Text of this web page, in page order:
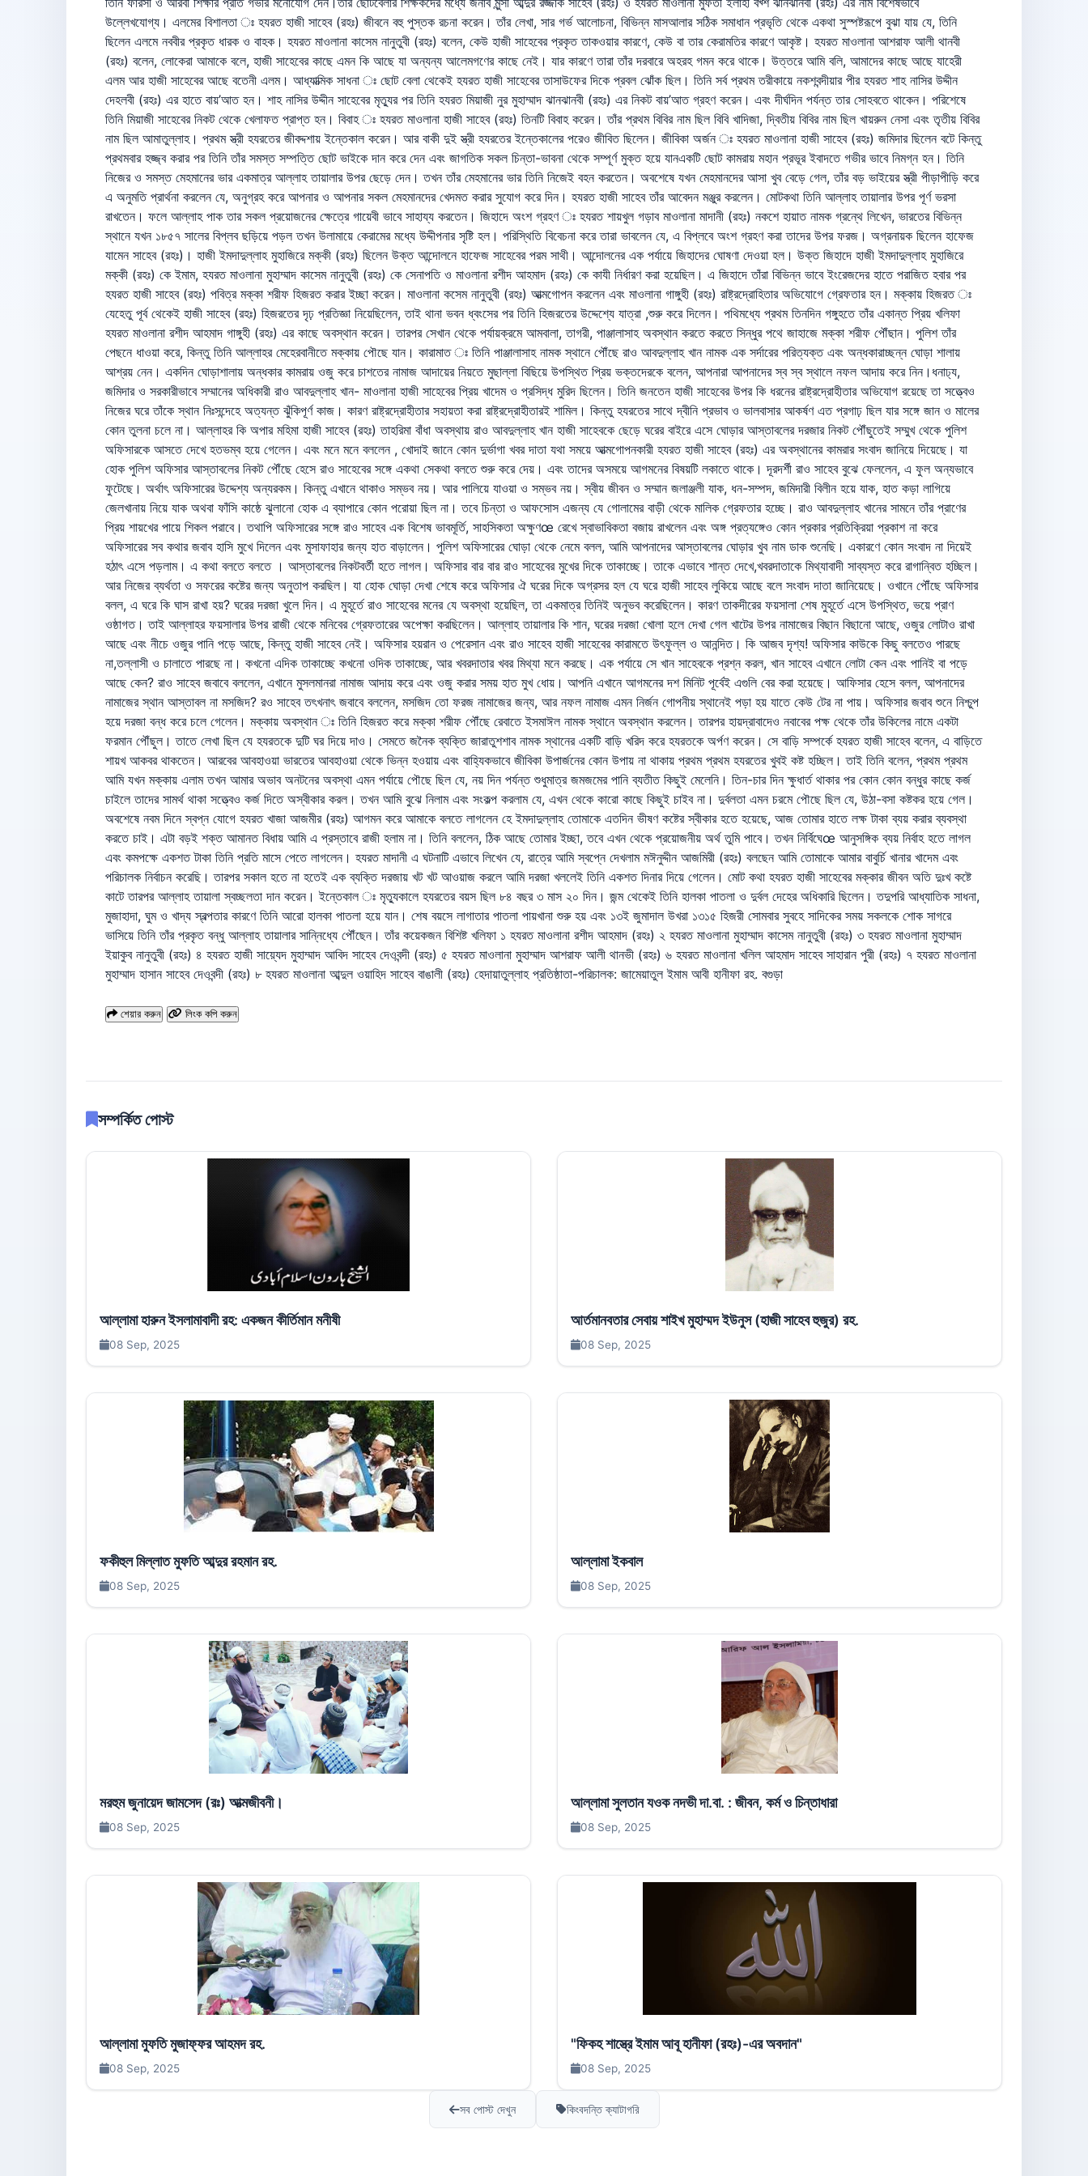
শেয়ার করুন লিংক কপি করুন
সম্পর্কিত পোস্ট
আল্লামা হারুন ইসলামাবাদী রহ: একজন কীর্তিমান মনীষী
08 Sep, 2025
আর্তমানবতার সেবায় শাইখ মুহাম্মদ ইউনুস (হাজী সাহেব হুজুর) রহ.
08 Sep, 2025
ফকীহুল মিল্লাত মুফতি আব্দুর রহমান রহ.
08 Sep, 2025
আল্লামা ইকবাল
08 Sep, 2025
মরহুম জুনায়েদ জামসেদ (রঃ) আত্মজীবনী।
08 Sep, 2025
আল্লামা সুলতান যওক নদভী দা.বা. : জীবন, কর্ম ও চিন্তাধারা
08 Sep, 2025
আল্লামা মুফতি মুজাফ্ফর আহমদ রহ.
08 Sep, 2025
"ফিকহ শাস্ত্রে ইমাম আবূ হানীফা (রহঃ)-এর অবদান"
08 Sep, 2025
সব পোস্ট দেখুন কিংবদন্তি ক্যাটাগরি